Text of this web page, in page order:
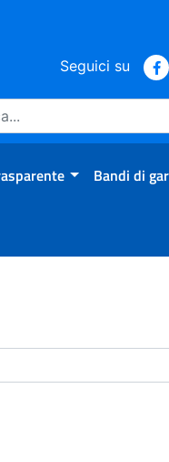
Seguici su
Bandi di